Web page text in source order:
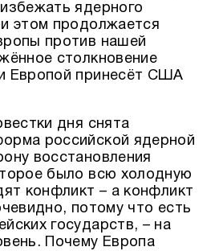
ядерного
этом продолжается
против нашей
столкновение
Европой принесёт США
дня снята
российской ядерной
восстановления
было всю холодную
конфликт – а конфликт
потому что есть
государств, – на
Почему Европа